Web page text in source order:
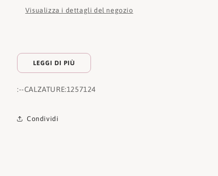
Visualizza i dettagli del negozio
LEGGI DI PIÙ
:--CALZATURE:1257124
Condividi